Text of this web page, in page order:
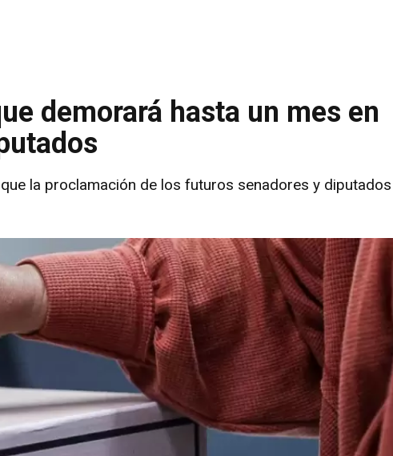
demorará hasta un mes en
la proclamación de los futuros senadores y diputados